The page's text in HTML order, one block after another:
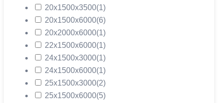
20х1500х3500(1)
20х1500х6000(6)
20х2000х6000(1)
22х1500х6000(1)
24х1500х3000(1)
24х1500х6000(1)
25х1500х3000(2)
25х1500х6000(5)